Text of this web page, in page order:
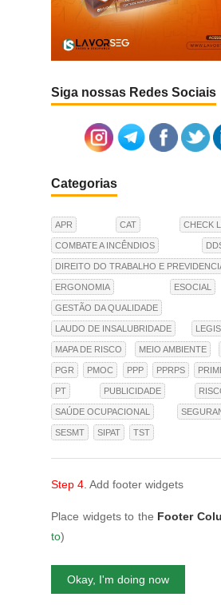
Siga nossas Redes Sociais
Categorias
APR CAT CHECK
COMBATE A INCÊNDIOS
DIREITO DO TRABALHO E
ERGONOMIA ESOCIAL
GESTÃO DA QUALIDADE
LAUDO DE INSALUBRIDADE
MAPA DE RISCO MEIO AMBIENTE
PGR PMOC PPP PPRPS
PT PUBLICIDADE
SAÚDE OCUPACIONAL
SESMT SIPAT TST
Step 4. Add footer widgets
Place widgets to the Footer
to)
Okay, I'm doing now